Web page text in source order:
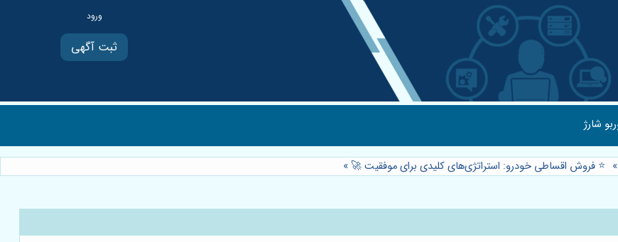
ثبت آگهی
شارژ
» ⭐️ فروش اقساطی خودرو: استراتژی‌های کلیدی برای موفقیت 🚀 »